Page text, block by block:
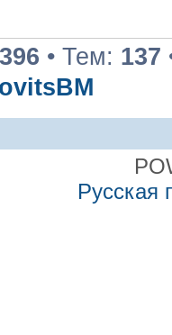
396 • Тем: 137
Русская